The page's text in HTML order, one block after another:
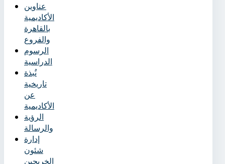
عناوين
الأكاديمية
بالقاهرة
والفروع
الرسوم
الدراسية
نُبذة
تاريخية
عن
الأكاديمية
الرؤية
والرسالة
إدارة
شئون
الخريجين